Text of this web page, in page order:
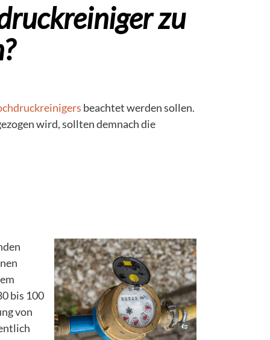
zu
beachtet werden sollen.
wird, sollten demnach die
bis 100
von